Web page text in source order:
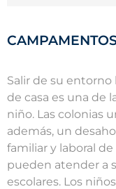
Salir de su entorno
de casa es una de
niño. Las colonias
además, un
familiar y laboral
pueden atender a
escolares. Los